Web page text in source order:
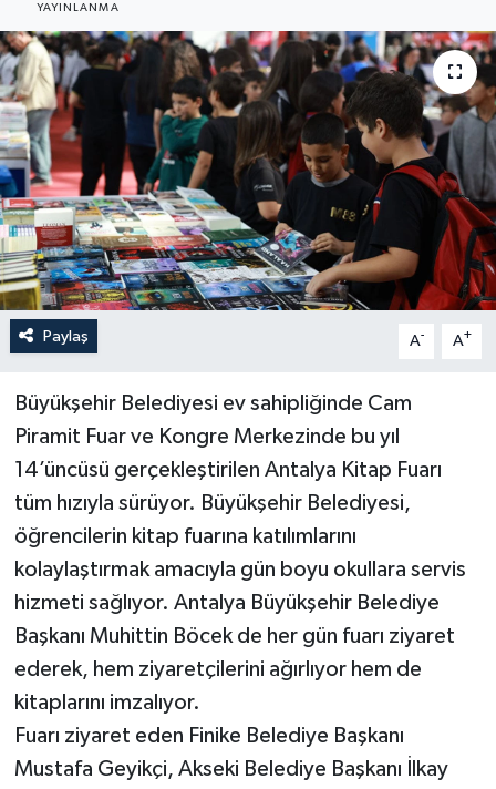
YAYINLANMA
Paylaş A- A+
Büyükşehir Belediyesi ev sahipliğinde Cam
Piramit Fuar ve Kongre Merkezinde bu yıl
14’üncüsü gerçekleştirilen Antalya Kitap Fuarı
tüm hızıyla sürüyor. Büyükşehir Belediyesi,
öğrencilerin kitap fuarına katılımlarını
kolaylaştırmak amacıyla gün boyu okullara servis
hizmeti sağlıyor. Antalya Büyükşehir Belediye
Başkanı Muhittin Böcek de her gün fuarı ziyaret
ederek, hem ziyaretçilerini ağırlıyor hem de
kitaplarını imzalıyor.
Fuarı ziyaret eden Finike Belediye Başkanı
Mustafa Geyikçi, Akseki Belediye Başkanı İlkay
Haber Kuşakları
Haberler
KANALV Spor
Kültür Sanat
Magazin
Sağlık
Siyaset
Sosyal medya
Teknoloji
Televizyon
Turizm